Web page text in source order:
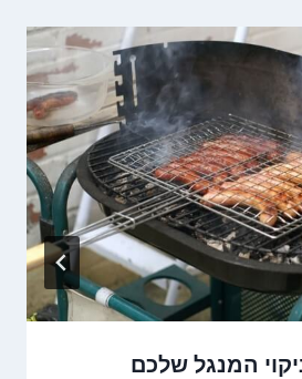
המנגל שלכם